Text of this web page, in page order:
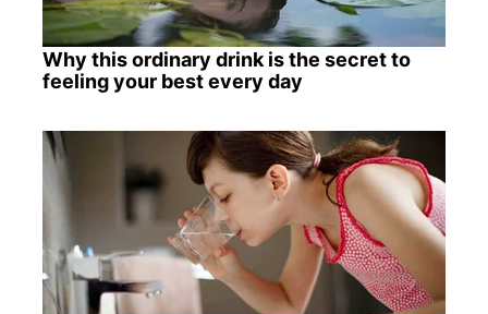
Why this ordinary drink is the secret to
feeling your best every day